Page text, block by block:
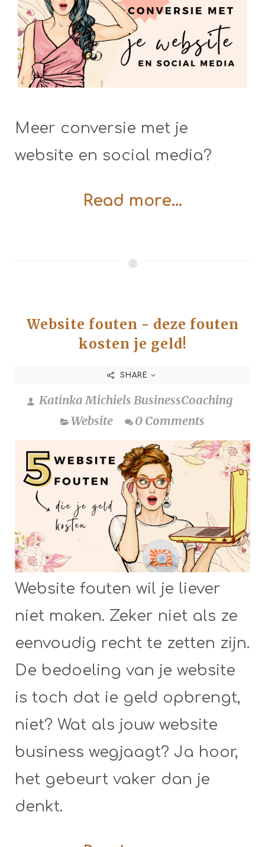
Meer conversie met je
website en social media?
Read more...
Website fouten - deze fouten
kosten je geld!
SHARE
Katinka Michiels BusinessCoaching
Website
0 Comments
Website fouten wil je liever
niet maken. Zeker niet als ze
eenvoudig recht te zetten zijn.
De bedoeling van je website
is toch dat ie geld opbrengt,
niet? Wat als jouw website
business wegjaagt? Ja hoor,
het gebeurt vaker dan je
denkt.